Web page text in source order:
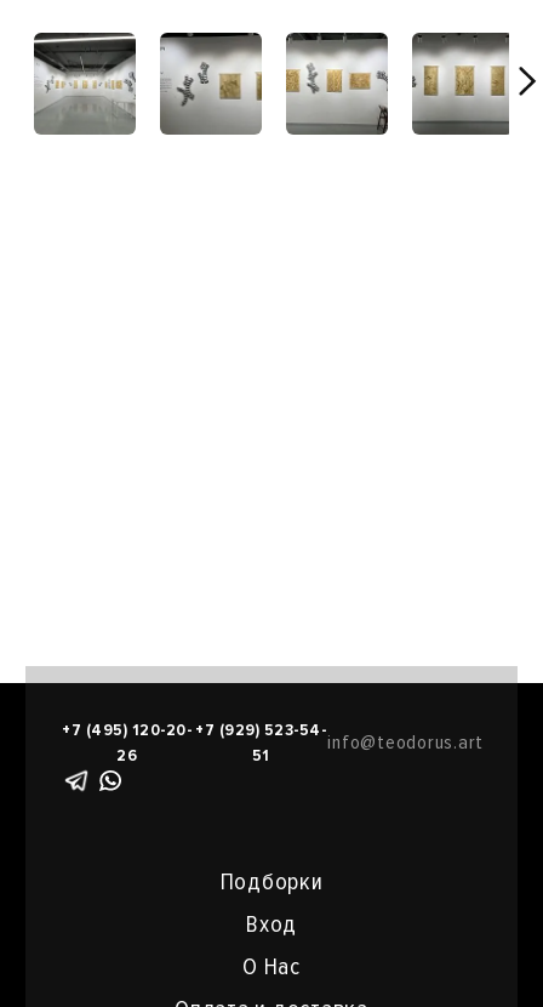
Подборки
Вход
О Нас
+7 (495) 120-20-
26
+7 (929) 523-54-
51
info@teodorus.art